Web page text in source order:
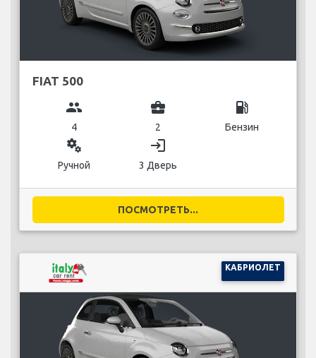
FIAT 500
group
4
business_center
2
local_gas_station
Бензин
miscellaneous_services
Ручной
login
3 Дверь
ПОСМОТРЕТЬ...
КАБРИОЛЕТ